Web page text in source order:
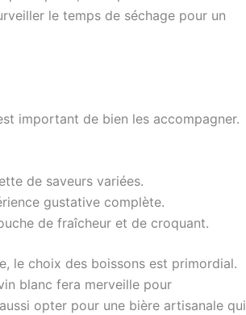
le temps de séchage pour un
important de bien les accompagner.
de saveurs variées.
gustative complète.
de fraîcheur et de croquant.
le choix des boissons est primordial.
blanc fera merveille pour
opter pour une bière artisanale qui